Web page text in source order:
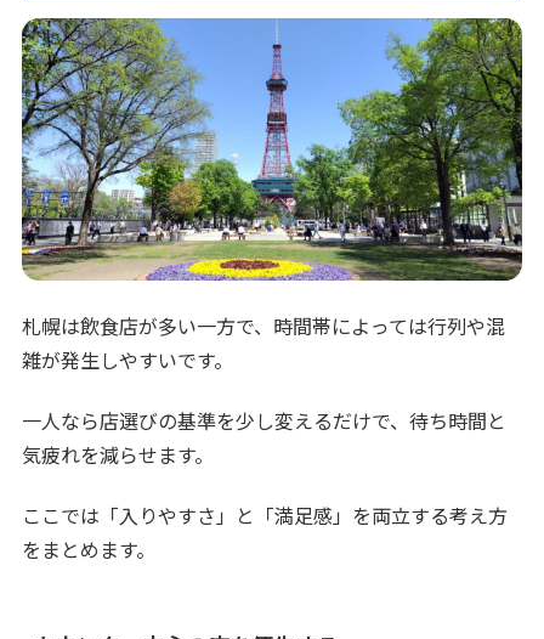
札幌は飲食店が多い一方で、時間帯によっては行列や混
雑が発生しやすいです。
一人なら店選びの基準を少し変えるだけで、待ち時間と
気疲れを減らせます。
ここでは「入りやすさ」と「満足感」を両立する考え方
をまとめます。